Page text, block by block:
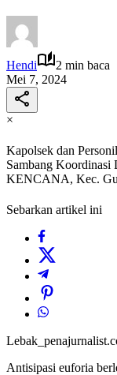
Hendi
2 min baca
Mei 7, 2024
×
Kapolsek dan
Sambang
KENCANA, Kec.
Sebarkan artikel ini
Antisipasi euforia